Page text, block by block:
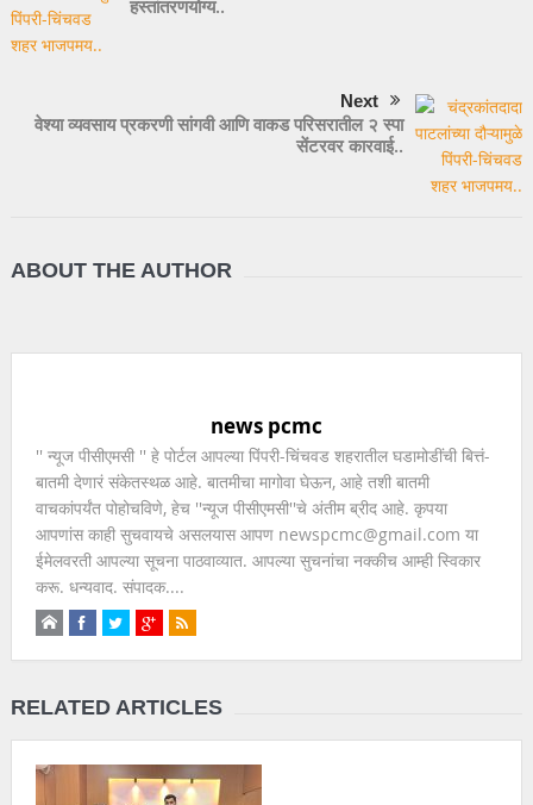
हस्तांतरणयोग्य..
Next
वेश्या व्यवसाय प्रकरणी सांगवी आणि वाकड परिसरातील २ स्पा
सेंटरवर कारवाई..
ABOUT THE AUTHOR
news pcmc
'' न्यूज पीसीएमसी '' हे पोर्टल आपल्या पिंपरी-चिंचवड शहरातील घडामोडींची बित्तं-
बातमी देणारं संकेतस्थळ आहे. बातमीचा मागोवा घेऊन, आहे तशी बातमी
वाचकांपर्यंत पोहोचविणे, हेच ''न्यूज पीसीएमसी''चे अंतीम ब्रीद आहे. कृपया
आपणांस काही सुचवायचे असलयास आपण newspcmc@gmail.com या
ईमेलवरती आपल्या सूचना पाठवाव्यात. आपल्या सुचनांचा नक्कीच आम्ही स्विकार
करू. धन्यवाद. संपादक....
RELATED ARTICLES